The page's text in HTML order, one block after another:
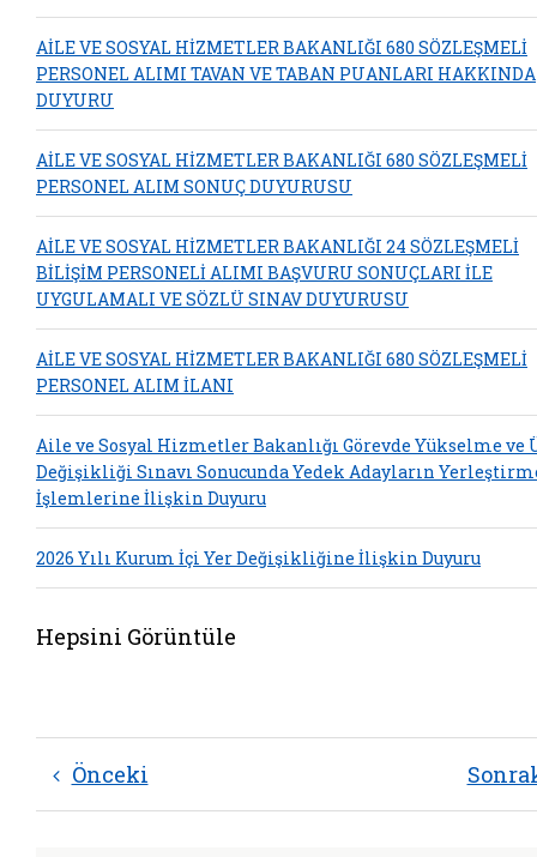
AİLE VE SOSYAL HİZMETLER BAKANLIĞI 680 SÖZLEŞMELİ
PERSONEL ALIMI TAVAN VE TABAN PUANLARI HAKKINDA
DUYURU
AİLE VE SOSYAL HİZMETLER BAKANLIĞI 680 SÖZLEŞMELİ
PERSONEL ALIM SONUÇ DUYURUSU
AİLE VE SOSYAL HİZMETLER BAKANLIĞI 24 SÖZLEŞMELİ
BİLİŞİM PERSONELİ ALIMI BAŞVURU SONUÇLARI İLE
UYGULAMALI VE SÖZLÜ SINAV DUYURUSU
AİLE VE SOSYAL HİZMETLER BAKANLIĞI 680 SÖZLEŞMELİ
PERSONEL ALIM İLANI
Aile ve Sosyal Hizmetler Bakanlığı Görevde Yükselme ve
Değişikliği Sınavı Sonucunda Yedek Adayların
İşlemlerine İlişkin Duyuru
2026 Yılı Kurum İçi Yer Değişikliğine İlişkin Duyuru
Hepsini Görüntüle
Önceki